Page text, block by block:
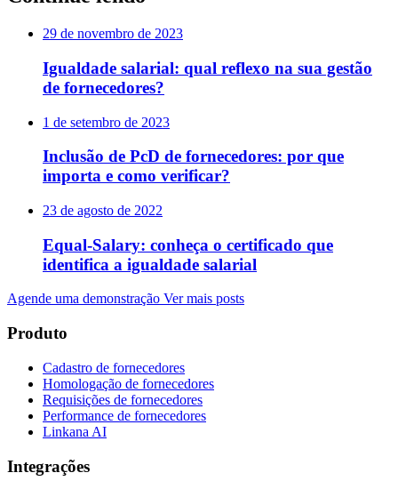
29 de novembro de 2023
Igualdade salarial: qual reflexo na sua gestão
de fornecedores?
1 de setembro de 2023
Inclusão de PcD de fornecedores: por que
importa e como verificar?
23 de agosto de 2022
Equal-Salary: conheça o certificado que
identifica a igualdade salarial
Agende uma demonstração Ver mais posts
Produto
Cadastro de fornecedores
Homologação de fornecedores
Requisições de fornecedores
Performance de fornecedores
Linkana AI
Integrações